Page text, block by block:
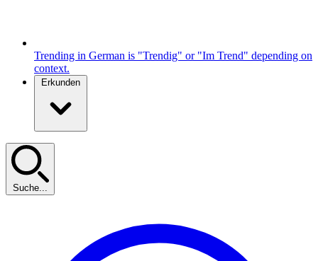
Trending in German is "Trendig" or "Im Trend" depending on
context.
Erkunden
Suche...